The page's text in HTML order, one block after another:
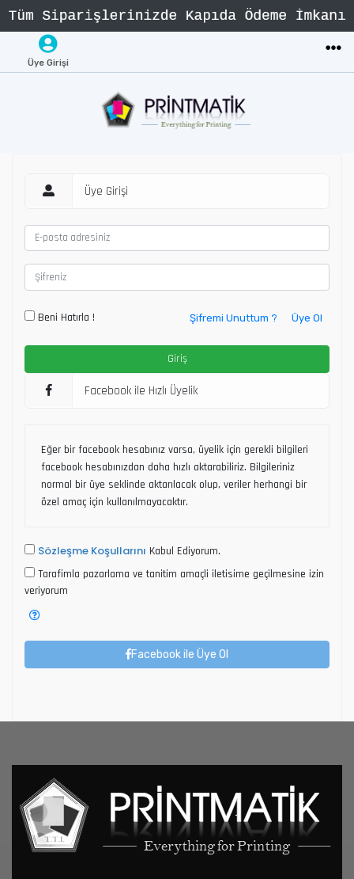
Üye Girişi
Üye Girişi
Beni Hatırla ! Üye Ol
Şifremi Unuttum ?
Facebook ile Hızlı Üyelik
Eğer bir facebook hesabınız varsa, üyelik için gerekli bilgileri
facebook hesabınızdan daha hızlı aktarabiliriz. Bilgileriniz
normal bir üye seklinde aktarılacak olup, veriler herhangi bir
özel amaç için kullanılmayacaktır.
Sözleşme Koşullarını Kabul Ediyorum.
Tarafimla pazarlama ve tanitim amaçli iletisime geçilmesine izin
veriyorum
Facebook ile Üye Ol